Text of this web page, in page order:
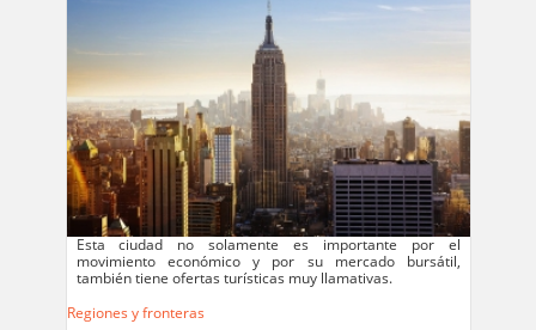
Esta ciudad no solamente es importante por el
movimiento económico y por su mercado bursátil,
también tiene ofertas turísticas muy llamativas.
Regiones y fronteras